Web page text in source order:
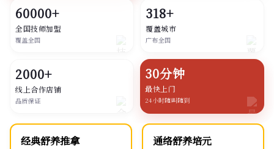
60000+
全国技师加盟
覆盖全国
318+
覆盖城市
广布全国
2000+
线上合作店铺
品质保证
30分钟
最快上门
24小时随叫随到
经典舒养推拿 通络舒养培元